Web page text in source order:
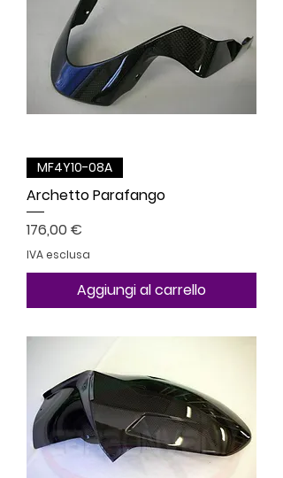
MF4Y10-08A
Archetto Parafango
Prezzo
176,00 €
IVA esclusa
Aggiungi al carrello